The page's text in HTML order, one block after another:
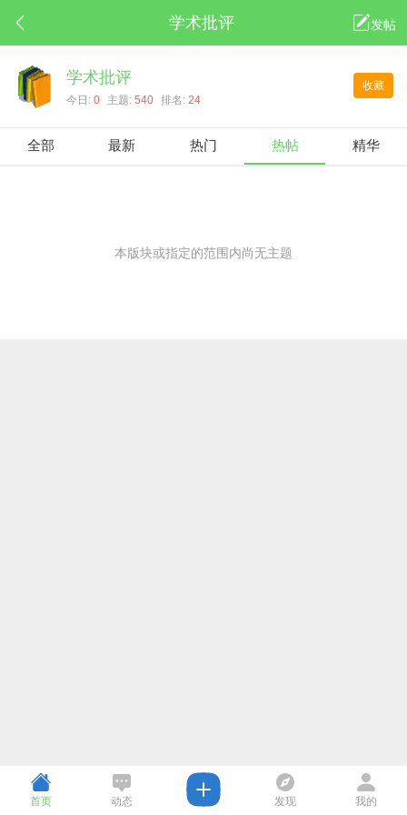
学术批评 发帖
收藏
学术批评
今日: 0 主题: 540 排名: 24
全部 最新 热门 热帖 精华
本版块或指定的范围内尚无主题
首页 动态 发现 我的